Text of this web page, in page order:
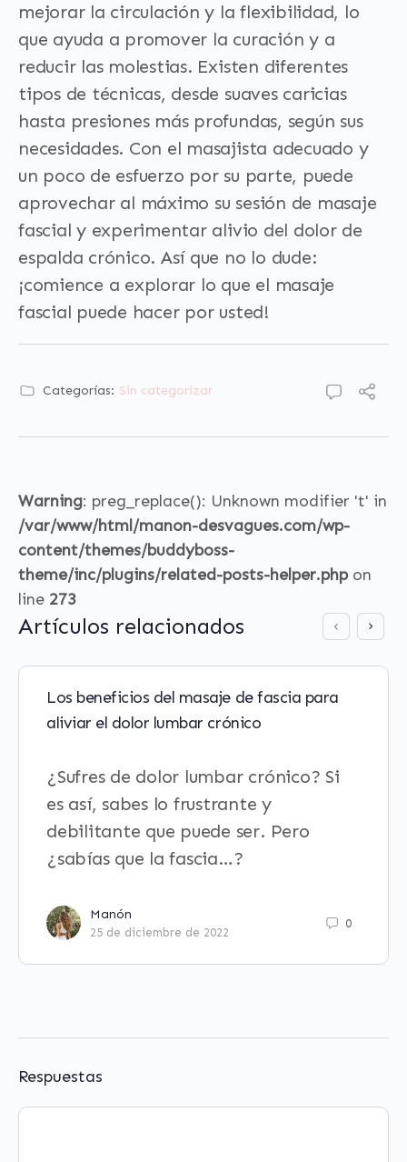
mejorar la circulación y la flexibilidad, lo
que ayuda a promover la curación y a
reducir las molestias. Existen diferentes
tipos de técnicas, desde suaves caricias
hasta presiones más profundas, según sus
necesidades. Con el masajista adecuado y
un poco de esfuerzo por su parte, puede
aprovechar al máximo su sesión de masaje
fascial y experimentar alivio del dolor de
espalda crónico. Así que no lo dude:
¡comience a explorar lo que el masaje
fascial puede hacer por usted!
Categorías: Sin categorizar
Warning: preg_replace(): Unknown modifier 't' in
/var/www/html/manon-desvagues.com/wp-
content/themes/buddyboss-
theme/inc/plugins/related-posts-helper.phpon
line 273
Artículos relacionados
Los beneficios del masaje de fascia para
aliviar el dolor lumbar crónico
¿Sufres de dolor lumbar crónico? Si
es así, sabes lo frustrante y
debilitante que puede ser. Pero
¿sabías que la fascia…?
Manón
25 de diciembre de 2022
0
Respuestas